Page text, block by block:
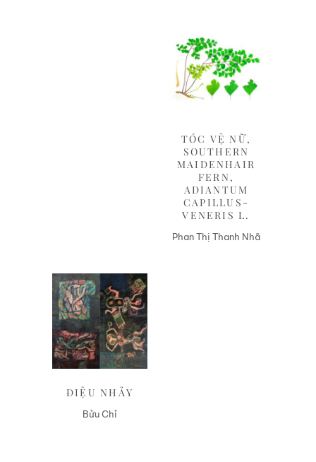
Liên hệ
TÓC VỆ NỮ,
SOUTHERN
MAIDENHAIR
FERN,
ADIANTUM
CAPILLUS-
VENERIS L.
Phan Thị Thanh Nhã
Liên hệ
ĐIỆU NHẢY
Bửu Chỉ